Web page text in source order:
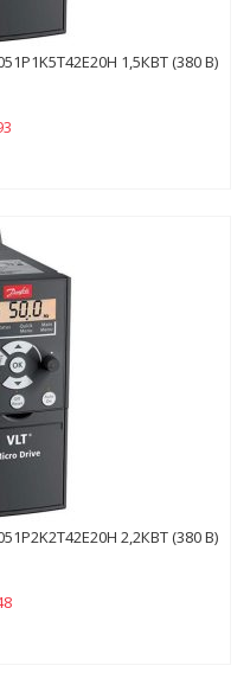
1,5КВТ (380 В)
2,2КВТ (380 В)